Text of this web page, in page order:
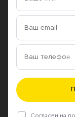
Согласен на